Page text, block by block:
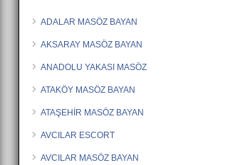
ADALAR MASÖZ BAYAN
AKSARAY MASÖZ BAYAN
ANADOLU YAKASI MASÖZ
ATAKÖY MASÖZ BAYAN
ATAŞEHİR MASÖZ BAYAN
AVCILAR ESCORT
AVCILAR MASÖZ BAYAN